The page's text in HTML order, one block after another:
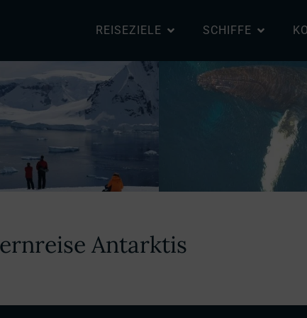
REISEZIELE SCHIFFE
Antarktis